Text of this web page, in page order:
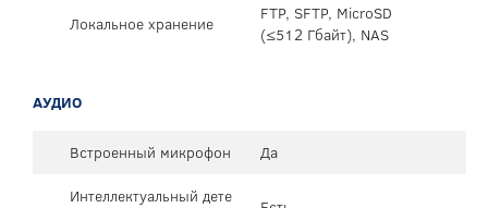
Локальное хранение
FTP, SFTP, MicroSD
(≤512 Гбайт), NAS
АУДИО
Встроенный микрофон
Да
Интеллектуальный дете